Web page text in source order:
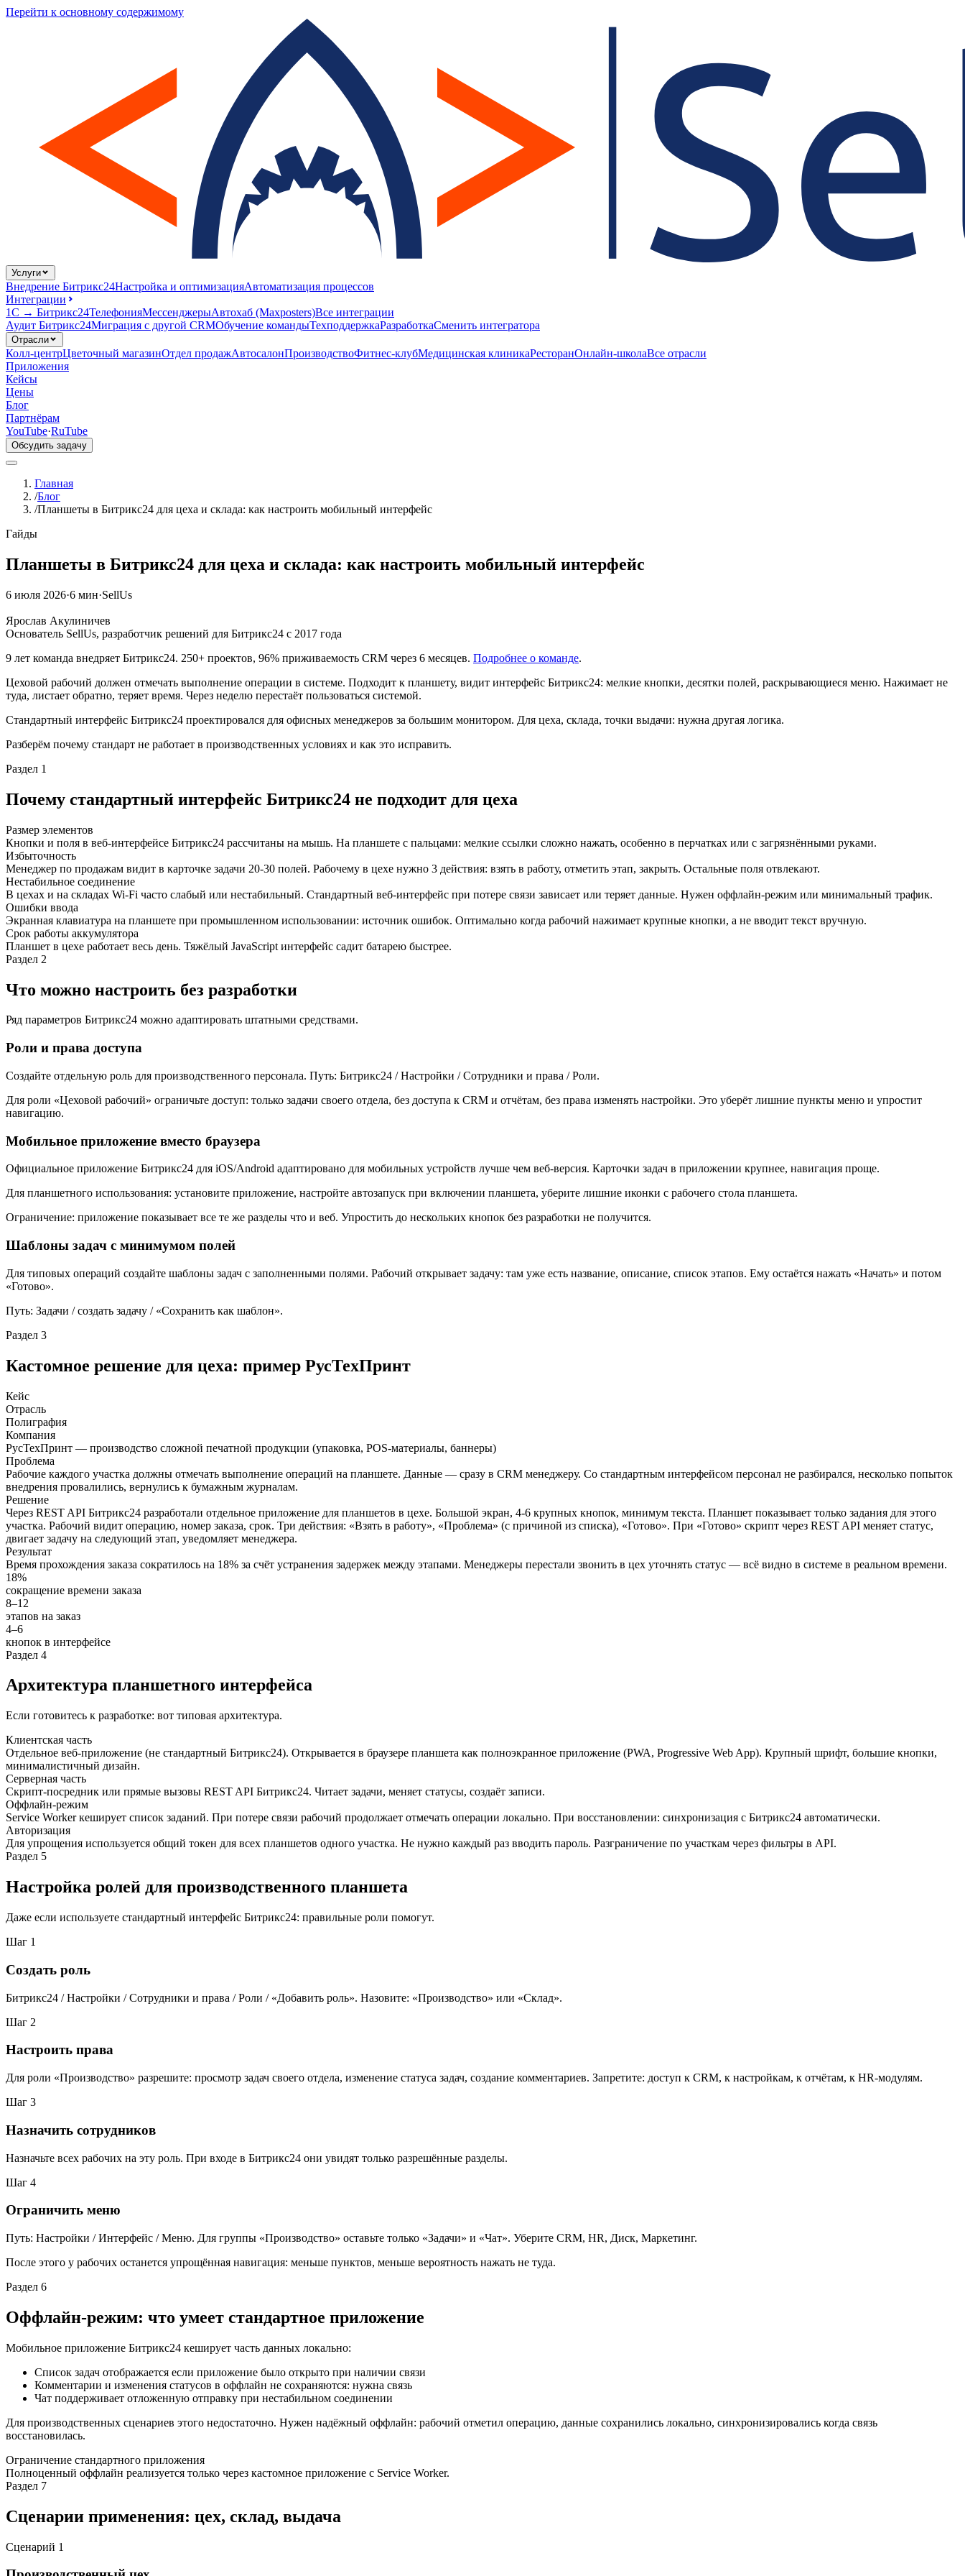
Перейти к основному содержимому
Услуги
Внедрение Битрикс24Настройка и оптимизацияАвтоматизация процессов
Интеграции
1С → Битрикс24ТелефонияМессенджерыАвтохаб (Maxposters)Все интеграции
Аудит Битрикс24Миграция с другой CRMОбучение командыТехподдержкаРазработкаСменить интегратора
Отрасли
Колл-центрЦветочный магазинОтдел продажАвтосалонПроизводствоФитнес-клубМедицинская клиникаРесторанОнлайн-школаВсе отрасли
Приложения
Кейсы
Цены
Блог
Партнёрам
YouTube·RuTube
Обсудить задачу
Главная
/Блог
/Планшеты в Битрикс24 для цеха и склада: как настроить мобильный интерфейс
Гайды
Планшеты в Битрикс24 для цеха и склада: как настроить мобильный интерфейс
6 июля 2026·6 мин·SellUs
Ярослав Акулиничев
Основатель SellUs, разработчик решений для Битрикс24 с 2017 года
9 лет команда внедряет Битрикс24. 250+ проектов, 96% приживаемость CRM через 6 месяцев. Подробнее о команде.
Цеховой рабочий должен отмечать выполнение операции в системе. Подходит к планшету, видит интерфейс Битрикс24: мелкие кнопки, десятки полей, раскрывающиеся меню. Нажимает не
туда, листает обратно, теряет время. Через неделю перестаёт пользоваться системой.
Стандартный интерфейс Битрикс24 проектировался для офисных менеджеров за большим монитором. Для цеха, склада, точки выдачи: нужна другая логика.
Разберём почему стандарт не работает в производственных условиях и как это исправить.
Раздел 1
Почему стандартный интерфейс Битрикс24 не подходит для цеха
Размер элементов
Кнопки и поля в веб-интерфейсе Битрикс24 рассчитаны на мышь. На планшете с пальцами: мелкие ссылки сложно нажать, особенно в перчатках или с загрязнёнными руками.
Избыточность
Менеджер по продажам видит в карточке задачи 20-30 полей. Рабочему в цехе нужно 3 действия: взять в работу, отметить этап, закрыть. Остальные поля отвлекают.
Нестабильное соединение
В цехах и на складах Wi-Fi часто слабый или нестабильный. Стандартный веб-интерфейс при потере связи зависает или теряет данные. Нужен оффлайн-режим или минимальный трафик.
Ошибки ввода
Экранная клавиатура на планшете при промышленном использовании: источник ошибок. Оптимально когда рабочий нажимает крупные кнопки, а не вводит текст вручную.
Срок работы аккумулятора
Планшет в цехе работает весь день. Тяжёлый JavaScript интерфейс садит батарею быстрее.
Раздел 2
Что можно настроить без разработки
Ряд параметров Битрикс24 можно адаптировать штатными средствами.
Роли и права доступа
Создайте отдельную роль для производственного персонала. Путь: Битрикс24 / Настройки / Сотрудники и права / Роли.
Для роли «Цеховой рабочий» ограничьте доступ: только задачи своего отдела, без доступа к CRM и отчётам, без права изменять настройки. Это уберёт лишние пункты меню и упростит
навигацию.
Мобильное приложение вместо браузера
Официальное приложение Битрикс24 для iOS/Android адаптировано для мобильных устройств лучше чем веб-версия. Карточки задач в приложении крупнее, навигация проще.
Для планшетного использования: установите приложение, настройте автозапуск при включении планшета, уберите лишние иконки с рабочего стола планшета.
Ограничение: приложение показывает все те же разделы что и веб. Упростить до нескольких кнопок без разработки не получится.
Шаблоны задач с минимумом полей
Для типовых операций создайте шаблоны задач с заполненными полями. Рабочий открывает задачу: там уже есть название, описание, список этапов. Ему остаётся нажать «Начать» и потом
«Готово».
Путь: Задачи / создать задачу / «Сохранить как шаблон».
Раздел 3
Кастомное решение для цеха: пример РусТехПринт
Кейс
Отрасль
Полиграфия
Компания
РусТехПринт — производство сложной печатной продукции (упаковка, POS-материалы, баннеры)
Проблема
Рабочие каждого участка должны отмечать выполнение операций на планшете. Данные — сразу в CRM менеджеру. Со стандартным интерфейсом персонал не разбирался, несколько попыток
внедрения провалились, вернулись к бумажным журналам.
Решение
Через REST API Битрикс24 разработали отдельное приложение для планшетов в цехе. Большой экран, 4-6 крупных кнопок, минимум текста. Планшет показывает только задания для этого
участка. Рабочий видит операцию, номер заказа, срок. Три действия: «Взять в работу», «Проблема» (с причиной из списка), «Готово». При «Готово» скрипт через REST API меняет статус,
двигает задачу на следующий этап, уведомляет менеджера.
Результат
Время прохождения заказа сократилось на 18% за счёт устранения задержек между этапами. Менеджеры перестали звонить в цех уточнять статус — всё видно в системе в реальном времени.
18%
сокращение времени заказа
8–12
этапов на заказ
4–6
кнопок в интерфейсе
Раздел 4
Архитектура планшетного интерфейса
Если готовитесь к разработке: вот типовая архитектура.
Клиентская часть
Отдельное веб-приложение (не стандартный Битрикс24). Открывается в браузере планшета как полноэкранное приложение (PWA, Progressive Web App). Крупный шрифт, большие кнопки,
минималистичный дизайн.
Серверная часть
Скрипт-посредник или прямые вызовы REST API Битрикс24. Читает задачи, меняет статусы, создаёт записи.
Оффлайн-режим
Service Worker кеширует список заданий. При потере связи рабочий продолжает отмечать операции локально. При восстановлении: синхронизация с Битрикс24 автоматически.
Авторизация
Для упрощения используется общий токен для всех планшетов одного участка. Не нужно каждый раз вводить пароль. Разграничение по участкам через фильтры в API.
Раздел 5
Настройка ролей для производственного планшета
Даже если используете стандартный интерфейс Битрикс24: правильные роли помогут.
Шаг 1
Создать роль
Битрикс24 / Настройки / Сотрудники и права / Роли / «Добавить роль». Назовите: «Производство» или «Склад».
Шаг 2
Настроить права
Для роли «Производство» разрешите: просмотр задач своего отдела, изменение статуса задач, создание комментариев. Запретите: доступ к CRM, к настройкам, к отчётам, к HR-модулям.
Шаг 3
Назначить сотрудников
Назначьте всех рабочих на эту роль. При входе в Битрикс24 они увидят только разрешённые разделы.
Шаг 4
Ограничить меню
Путь: Настройки / Интерфейс / Меню. Для группы «Производство» оставьте только «Задачи» и «Чат». Уберите CRM, HR, Диск, Маркетинг.
После этого у рабочих останется упрощённая навигация: меньше пунктов, меньше вероятность нажать не туда.
Раздел 6
Оффлайн-режим: что умеет стандартное приложение
Мобильное приложение Битрикс24 кеширует часть данных локально:
Список задач отображается если приложение было открыто при наличии связи
Комментарии и изменения статусов в оффлайн не сохраняются: нужна связь
Чат поддерживает отложенную отправку при нестабильном соединении
Для производственных сценариев этого недостаточно. Нужен надёжный оффлайн: рабочий отметил операцию, данные сохранились локально, синхронизировались когда связь
восстановилась.
Ограничение стандартного приложения
Полноценный оффлайн реализуется только через кастомное приложение с Service Worker.
Раздел 7
Сценарии применения: цех, склад, выдача
Сценарий 1